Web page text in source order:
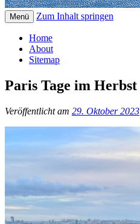
Menü Zum Inhalt springen
Home
About
Sitemap
Paris Tage im Herbst
Veröffentlicht am 29. Oktober 2023